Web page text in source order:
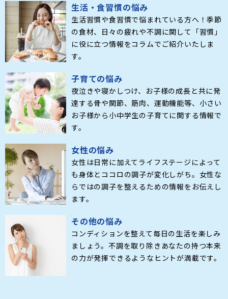
生活・食習慣の悩み
生活習慣や食習慣で悩まれている方へ！季節
の食材、日々の疲れや不調に関して「習慣」
に役に立つ情報をコラムでご紹介いたしま
す。
子育ての悩み
夜泣きや寝かしつけ、お子様の成長と共に発
達する骨や関節、筋肉、運動機能等、小さい
お子様から小中学生の子育てに関する情報で
す。
女性の悩み
女性は日常に加えてライフステージによって
も身体とココロの調子が変化しがち。女性な
らではの調子を整えるための情報をお伝えし
ます。
その他の悩み
コンディションを整えて毎日の生活を楽しみ
ましょう。不調を取り除きあなたの持つ本来
の力が発揮できるようなヒントが満載です。